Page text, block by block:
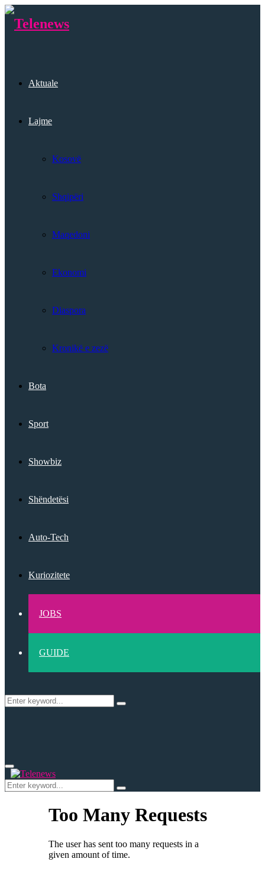
Aktuale
Lajme
Kosovë
Shqipëri
Maqedoni
Ekonomi
Diaspora
Kronikë e zezë
Bota
Sport
Showbiz
Shëndetësi
Auto-Tech
Kuriozitete
JOBS
GUIDE
Search
Search
Primary
Menu
Search
for:
Search